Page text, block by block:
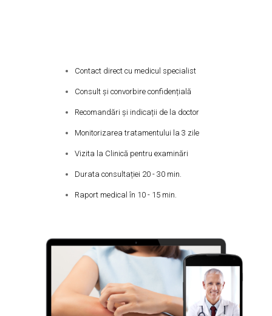
Contact direct cu medicul specialist
Consult și convorbire confidențială
Recomandări și indicații de la doctor
Monitorizarea tratamentului la 3 zile
Vizita la Clinică pentru examinări
Durata consultației 20 - 30 min.
Raport medical în 10 - 15 min.